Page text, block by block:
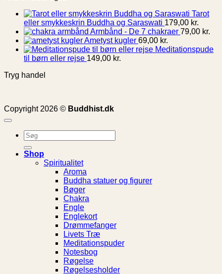
Tarot
eller smykkeskrin Buddha og Saraswati 179,00 kr.
Armbånd - De 7 chakraer 79,00 kr.
Ametyst kugler 69,00 kr.
Meditationspude
til børn eller rejse 149,00 kr.
Tryg handel
Copyright 2026 © Buddhist.dk
Søg
efter:
Shop
Spiritualitet
Aroma
Buddha statuer og figurer
Bøger
Chakra
Engle
Englekort
Drømmefanger
Livets Træ
Meditationspuder
Notesbog
Røgelse
Røgelsesholder